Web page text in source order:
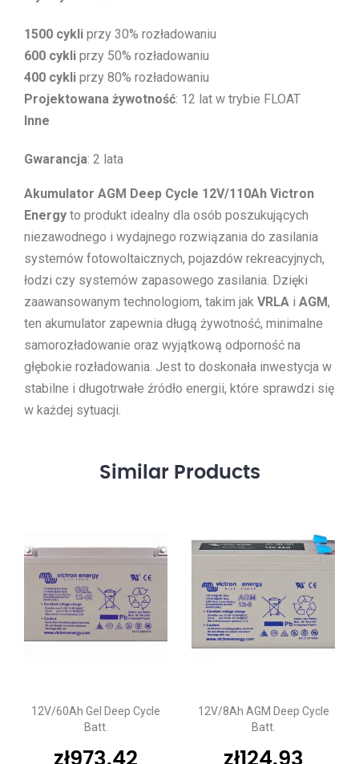
1500 cykli przy 30% rozładowaniu
600 cykli przy 50% rozładowaniu
400 cykli przy 80% rozładowaniu
Projektowana żywotność: 12 lat w trybie FLOAT
Inne
Gwarancja: 2 lata
Akumulator AGM Deep Cycle 12V/110Ah Victron
Energy to produkt idealny dla osób poszukujących
niezawodnego i wydajnego rozwiązania do zasilania
systemów fotowoltaicznych, pojazdów rekreacyjnych,
łodzi czy systemów zapasowego zasilania. Dzięki
zaawansowanym technologiom, takim jak VRLA i AGM,
ten akumulator zapewnia długą żywotność, minimalne
samorozładowanie oraz wyjątkową odporność na
głębokie rozładowania. Jest to doskonała inwestycja w
stabilne i długotrwałe źródło energii, które sprawdzi się
w każdej sytuacji.
Similar Products
12V/60Ah Gel Deep Cycle
Batt.
zł973.42
12V/8Ah AGM Deep Cycle
Batt.
zł124.93